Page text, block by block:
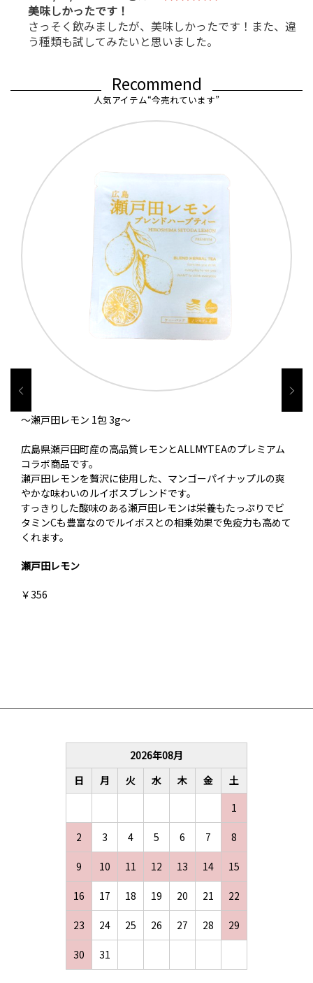
お買い物を続ける カートへ進む
美味しかったです！
さっそく飲みましたが、美味しかったです！また、違
う種類も試してみたいと思いました。
Recommend
人気アイテム“今売れています”
～瀬戸田レモン 1包 3g～
広島県瀬戸田町産の高品質レモンとALLMYTEAのプレミアム
コラボ商品です。
瀬戸田レモンを贅沢に使用した、マンゴーパイナップルの爽
やかな味わいのルイボスブレンドです。
すっきりした酸味のある瀬戸田レモンは栄養もたっぷりでビ
タミンCも豊富なのでルイボスとの相乗効果で免疫力も高めて
くれます。
瀬戸田レモン
￥356
2026年08月
日
月 火 水 木 金
土
1
2 3 4 5 6 7 8
9 10 11 12 13 14 15
16 17 18 19 20 21 22
23 24 25 26 27 28 29
30 31